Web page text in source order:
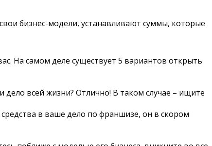
бизнес-модели, устанавливают суммы, которые
На самом деле существует 5 вариантов открыть
всей жизни? Отлично! В таком случае – ищите
в ваше дело по франшизе, он в скором